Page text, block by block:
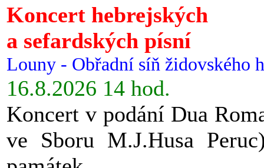
Koncert hebrejských
a sefardských písní
Louny - Obřadní síň židovského
16.8.2026 14 hod.
Koncert v podání Dua
ve Sboru M.J.Husa